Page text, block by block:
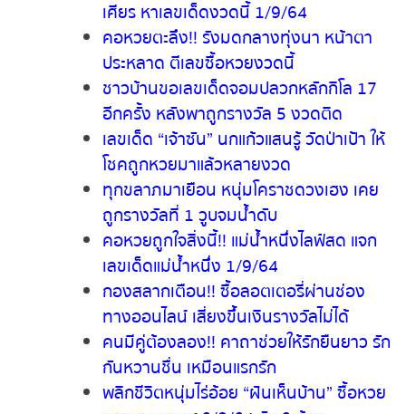
กระดาษแทนลอตเตอรี่ บอกชอบเลข 4
ส่อง “ต้นมะพร้าว” คล้ายรูปพญานาค 2
เศียร หาเลขเด็ดงวดนี้ 1/9/64
คอหวยตะลึง!! รังมดกลางทุ่งนา หน้าตา
ประหลาด ตีเลขซื้อหวยงวดนี้
ชาวบ้านขอเลขเด็ดจอมปลวกหลักกิโล 17
อีกครั้ง หลังพาถูกรางวัล 5 งวดติด
เลขเด็ด “เจ้าซัน” นกแก้วแสนรู้ วัดป่าเป้า
ให้โชคถูกหวยมาแล้วหลายงวด
ทุกขลาภมาเยือน หนุ่มโคราชดวงเฮง เคย
ถูกรางวัลที่ 1 วูบจมน้ำดับ
คอหวยถูกใจสิ่งนี้!! แม่น้ำหนึ่งไลฟ์สด แจก
เลขเด็ดแม่น้ำหนึ่ง 1/9/64
กองสลากเตือน!! ซื้อลอตเตอรี่ผ่านช่อง
ทางออนไลน์ เสี่ยงขึ้นเงินรางวัลไม่ได้
คนมีคู่ต้องลอง!! คาถาช่วยให้รักยืนยาว